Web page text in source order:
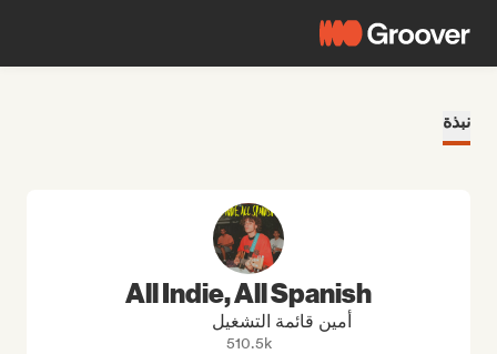
نبذة
All Indie, All Spanish
أمين قائمة التشغيل
510.5k